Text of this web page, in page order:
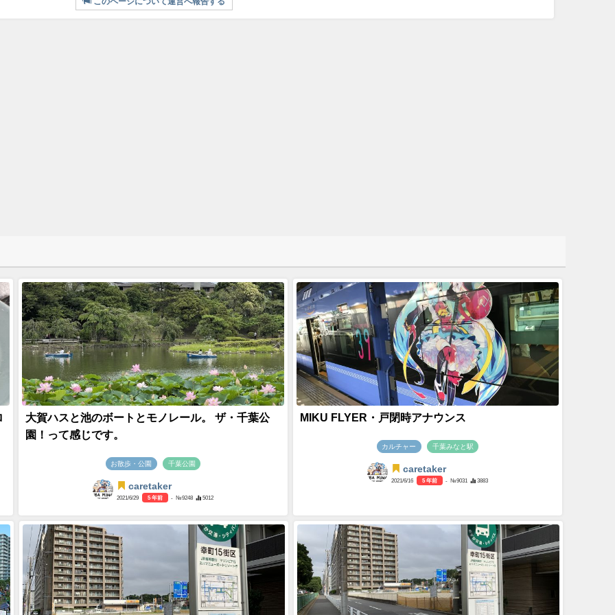
大賀ハスと池のボートとモノレール。 ザ・千葉公
園！って感じです。
お散歩・公園 千葉公園
caretaker
2021/6/29 5 年前 - №9248 5012
MIKU FLYER・戸閉時アナウンス
カルチャー 千葉みなと駅
caretaker
2021/6/16 5 年前 - №9031 3883